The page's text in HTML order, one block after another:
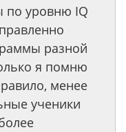
по уровню IQ
разной
я помню
менее
ученики